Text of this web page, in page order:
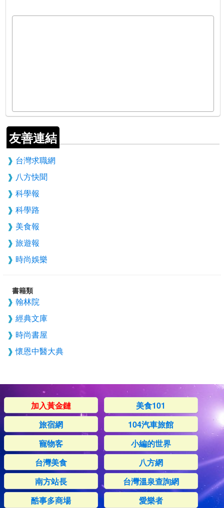
友善連結
台灣求職網
八方快聞
科學報
科學路
美食報
旅遊報
時尚娛樂
書籍類
翰林院
經典文庫
時尚書屋
懷恩中醫大典
加入黃金鏈
美食101
旅宿網
104汽車旅館
寵物客
小編的世界
台灣美食
八方網
南方站長
台灣溫泉查詢網
酷事多商場
愛樂者